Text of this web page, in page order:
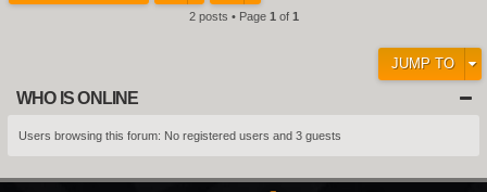
2 posts • Page 1 of 1
JUMP TO
WHO IS ONLINE
Users browsing this forum: No registered users and 3 guests